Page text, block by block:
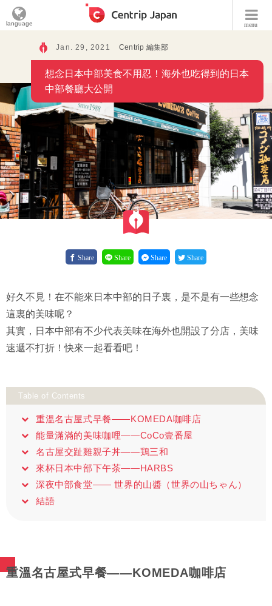
menu
language
Jan. 29, 2021 Centrip 編集部
想念日本中部美食不用忍！海外也吃得到的日本
中部餐廳大公開
Share Share Share Share
好久不見！在不能來日本中部的日子裏，是不是有一些想念
這裏的美味呢？
其實，日本中部有不少代表美味在海外也開設了分店，美味
速遞不打折！快來一起看看吧！
Table of Contents
重溫名古屋式早餐——KOMEDA咖啡店
能量滿滿的美味咖哩——CoCo壹番屋
名古屋交趾雞親子丼——鶏三和
來杯日本中部下午茶——HARBS
深夜中部食堂—— 世界的山醬（世界の山ちゃん）
結語
重溫名古屋式早餐——KOMEDA咖啡店